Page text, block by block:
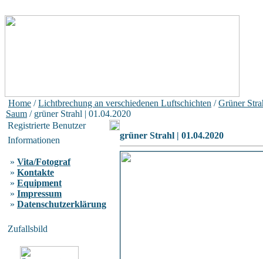
Home /Lichtbrechung an verschiedenen Luftschichten /Grüner
Saum / grüner Strahl | 01.04.2020
Registrierte Benutzer
Informationen
» Vita/Fotograf
» Kontakte
» Equipment
» Impressum
» Datenschutzerklärung
Zufallsbild
grüner Strahl | 01.04.2020